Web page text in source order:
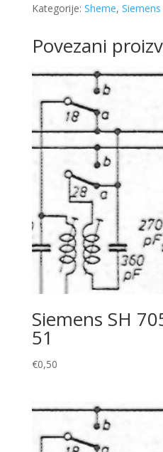
Kategorije: Sheme, Siemens
Povezani
Siemens SH
51
€0,50